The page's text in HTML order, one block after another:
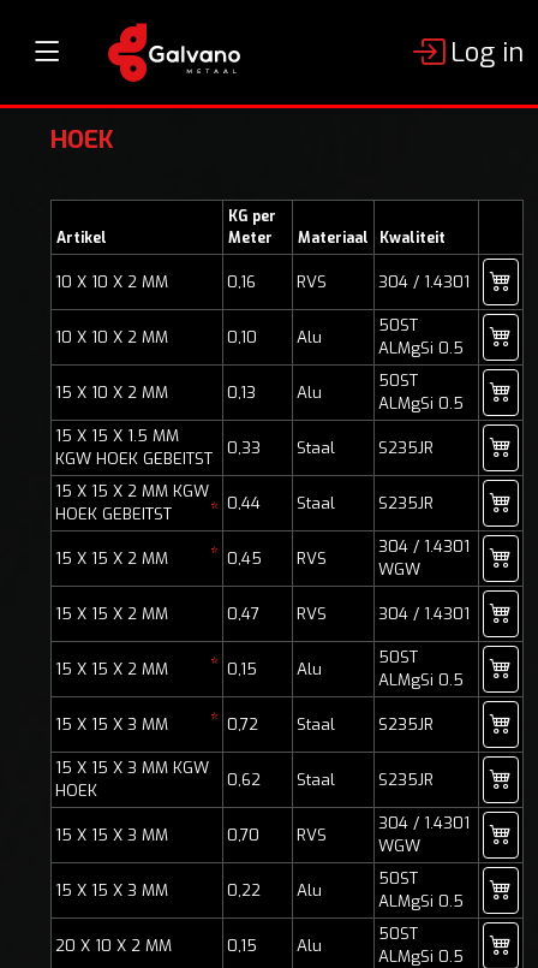
Log in
HOEK
Artikel
KG per
Meter
Materiaal Kwaliteit
10 X 10 X 2 MM 0,16 RVS 304 / 1.4301
10 X 10 X 2 MM 0,10 Alu
50ST
ALMgSi 0.5
15 X 10 X 2 MM 0,13 Alu
50ST
ALMgSi 0.5
15 X 15 X 1.5 MM
KGW HOEK GEBEITST
0,33 Staal S235JR
15 X 15 X 2 MM KGW
HOEK GEBEITST
* 0,44 Staal S235JR
15 X 15 X 2 MM * 0,45 RVS
304 / 1.4301
WGW
15 X 15 X 2 MM 0,47 RVS 304 / 1.4301
15 X 15 X 2 MM * 0,15 Alu
50ST
ALMgSi 0.5
15 X 15 X 3 MM * 0,72 Staal S235JR
15 X 15 X 3 MM KGW
HOEK
0,62 Staal S235JR
15 X 15 X 3 MM 0,70 RVS
304 / 1.4301
WGW
15 X 15 X 3 MM 0,22 Alu
50ST
ALMgSi 0.5
20 X 10 X 2 MM 0,15 Alu
50ST
ALMgSi 0.5